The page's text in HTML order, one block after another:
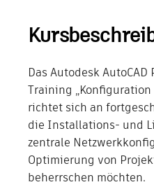
Training
Veranstaltungen
Neuigkeiten
Shop
Das Autodesk
Training
richtet sich an
die Installations- und
zentrale
Optimierung von
beherrschen möchten.